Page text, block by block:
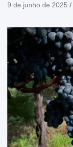
9 de junho de 2025